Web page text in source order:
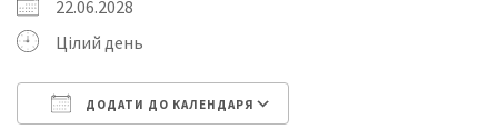
22.06.2028
Цілий день
ДОДАТИ ДО КАЛЕНДАРЯ